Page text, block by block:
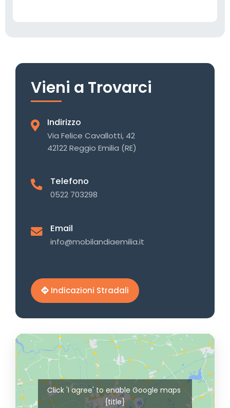
Vieni a Trovarci
Indirizzo
Via Felice Cavallotti, 42
42122 Reggio Emilia (RE)
Telefono
0522 703298
Email
info@mobilandiaemilia.it
Indicazioni Stradali
Click 'I agree' to enable Google maps
{title}